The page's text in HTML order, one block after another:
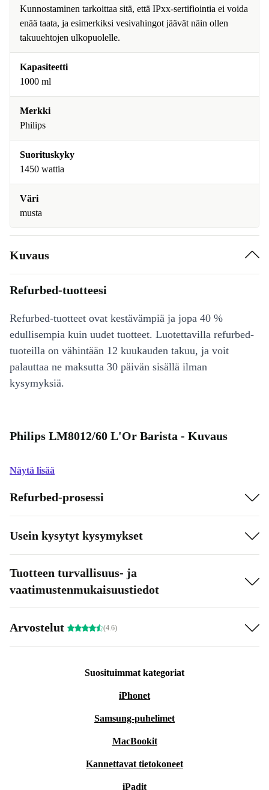
Kunnostaminen tarkoittaa sitä, että IPxx-sertifiointia ei voida
enää taata, ja esimerkiksi vesivahingot jäävät näin ollen
takuuehtojen ulkopuolelle.
Kapasiteetti
1000 ml
Merkki
Philips
Suorituskyky
1450 wattia
Väri
musta
Kuvaus
Refurbed-tuotteesi
Refurbed-tuotteet ovat kestävämpiä ja jopa 40 %
edullisempia kuin uudet tuotteet. Luotettavilla refurbed-
tuoteilla on vähintään 12 kuukauden takuu, ja voit
palauttaa ne maksutta 30 päivän sisällä ilman
kysymyksiä.
Philips LM8012/60 L'Or Barista - Kuvaus
Näytä lisää
Refurbed-prosessi
Usein kysytyt kysymykset
Tuotteen turvallisuus- ja
vaatimustenmukaisuustiedot
Arvostelut (4.6)
Suosituimmat kategoriat
iPhonet
Samsung-puhelimet
MacBookit
Kannettavat tietokoneet
iPadit